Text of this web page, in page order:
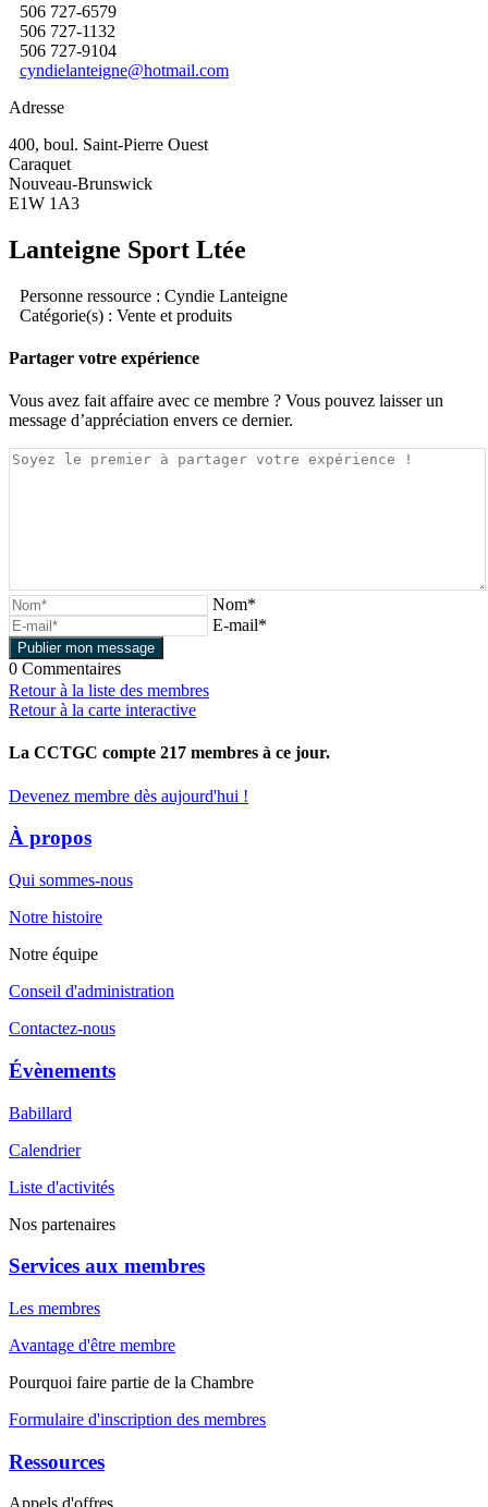
506 727-6579
506 727-1132
506 727-9104
cyndielanteigne@hotmail.com
Adresse
400, boul. Saint-Pierre Ouest
Caraquet
Nouveau-Brunswick
E1W 1A3
Lanteigne Sport Ltée
Personne ressource : Cyndie Lanteigne
Catégorie(s) : Vente et produits
Partager votre expérience
Vous avez fait affaire avec ce membre ? Vous pouvez laisser un
message d’appréciation envers ce dernier.
Nom*
E-mail*
0 Commentaires
Retour à la liste des membres
Retour à la carte interactive
La CCTGC compte 217 membres à ce jour.
Devenez membre dès aujourd'hui !
À propos
Qui sommes-nous
Notre histoire
Notre équipe
Conseil d'administration
Contactez-nous
Évènements
Babillard
Calendrier
Liste d'activités
Nos partenaires
Services aux membres
Les membres
Avantage d'être membre
Pourquoi faire partie de la Chambre
Formulaire d'inscription des membres
Ressources